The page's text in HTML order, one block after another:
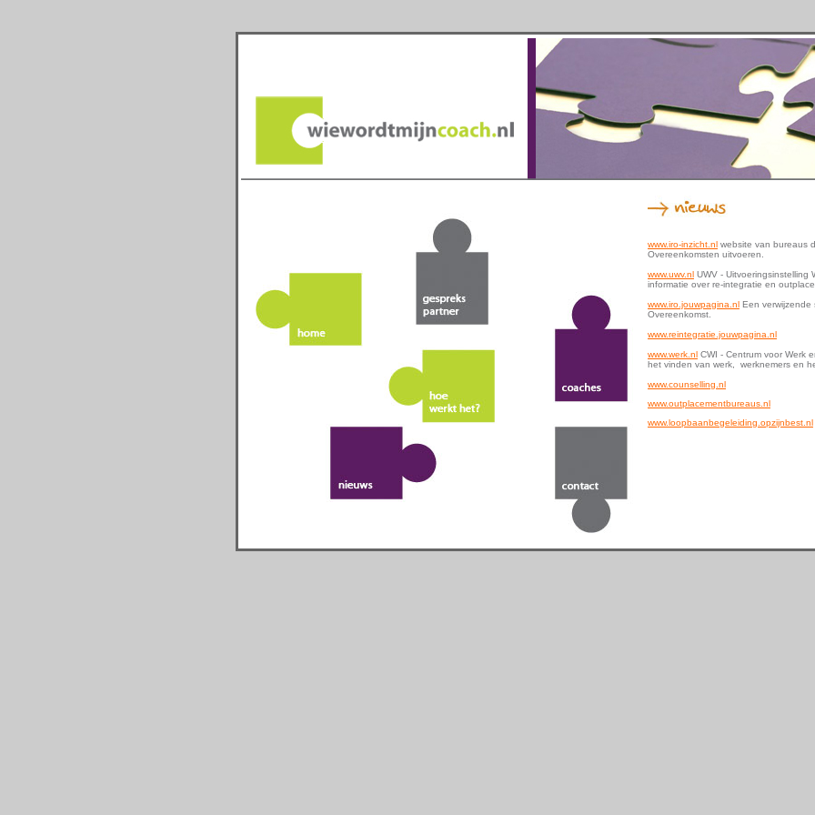
www.iro-inzicht.nl website van bureaus
Overeenkomsten uitvoeren.
www.uwv.nl UWV - Uitvoeringsinstelling
informatie over re-integratie en
www.iro.jouwpagina.nl Een verwijzende
Overeenkomst.
www.reintegratie.jouwpagina.nl
www.werk.nl CWI - Centrum voor Werk
het vinden van werk, werknemers en
www.counselling.nl
www.outplacementbureaus.nl
www.loopbaanbegeleiding.opzijnbest.nl